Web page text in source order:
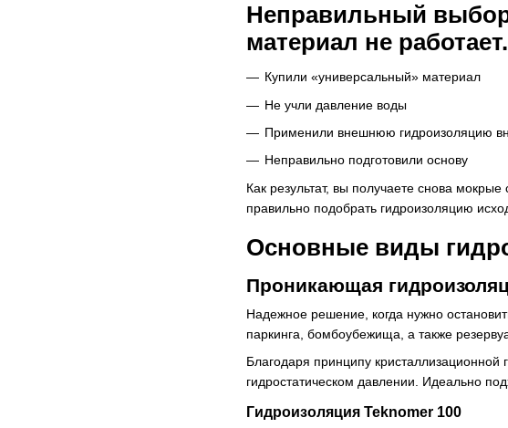
Неправильный выбор
материал не работает.
Купили «универсальный» материал
Не учли давление воды
Применили внешнюю гидроизоляцию
Неправильно подготовили основу
Как результат, вы получаете снова
правильно подобрать гидроизоляцию
Основные виды
Проникающая
Надежное решение, когда нужно
паркинга, бомбоубежища, а также
Благодаря принципу
гидростатическом давлении. Идеально
Гидроизоляция Teknomer 100